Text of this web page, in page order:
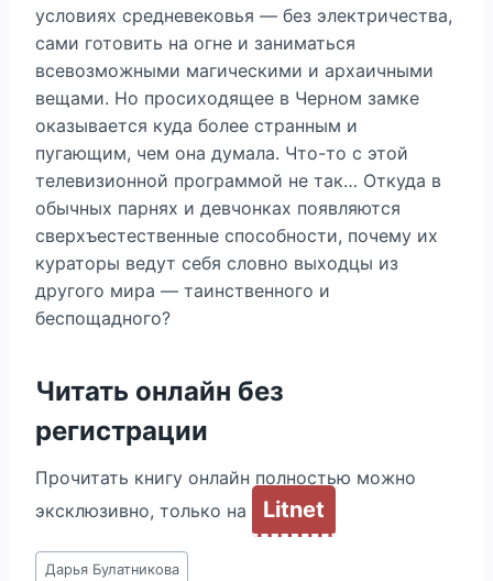
условиях средневековья — без электричества,
сами готовить на огне и заниматься
всевозможными магическими и архаичными
вещами. Но просиходящее в Черном замке
оказывается куда более странным и
пугающим, чем она думала. Что-то с этой
телевизионной программой не так… Откуда в
обычных парнях и девчонках появляются
сверхъестественные способности, почему их
кураторы ведут себя словно выходцы из
другого мира — таинственного и
беспощадного?
Читать онлайн без
регистрации
Прочитать книгу онлайн полностью можно
эксклюзивно, только на
Litnet
Метки
Дарья Булатникова